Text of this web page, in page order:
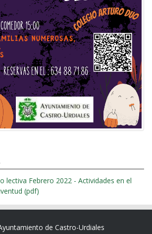
Febrero 2022 - Actividades en el
(pdf)
de Castro-Urdiales